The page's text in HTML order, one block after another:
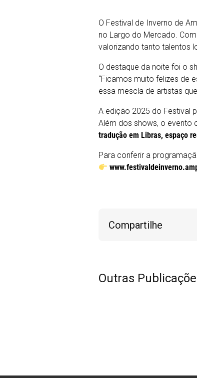
O Festival de Inverno de
no Largo do Mercado.
valorizando tanto talentos
O destaque da noite foi o
“Ficamos muito felizes de
essa mescla de artistas
A edição 2025 do Festival
Além dos shows, o evento
tradução em Libras, espaço
Para conferir a
Compartilhe
Outras